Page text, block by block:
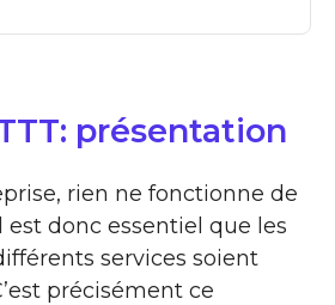
présentation
rien ne fonctionne de
est donc essentiel que les
services soient
précisément ce